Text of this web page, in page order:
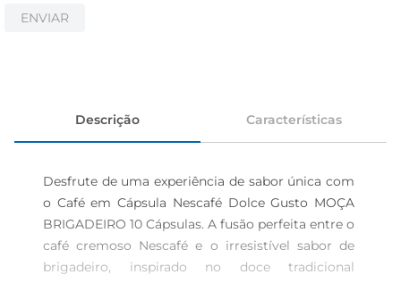
ENVIAR
Descrição Características
Desfrute de uma experiência de sabor única com
o Café em Cápsula Nescafé Dolce Gusto MOÇA
BRIGADEIRO 10 Cápsulas. A fusão perfeita entre o
café cremoso Nescafé e o irresistível sabor de
brigadeiro, inspirado no doce tradicional